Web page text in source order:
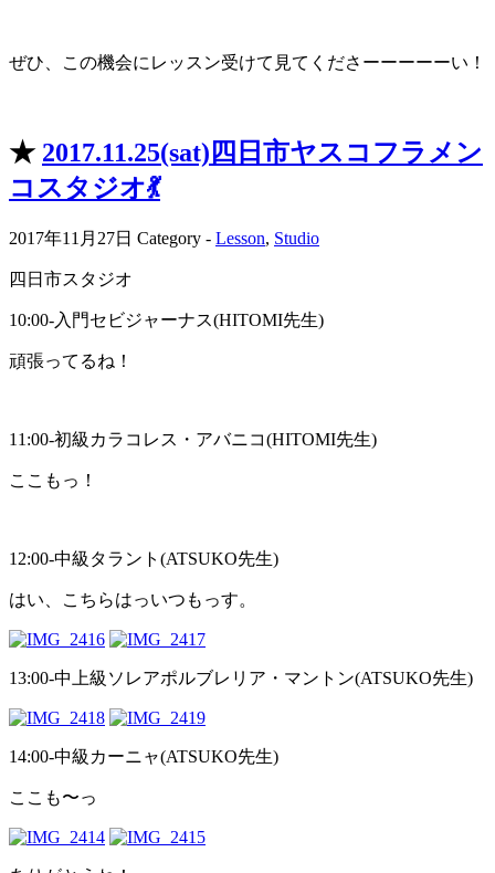
ぜひ、この機会にレッスン受けて見てくださーーーーーい！
★ 2017.11.25(sat)四日市ヤスコフラメン
コスタジオ💃
2017年11月27日 Category - Lesson, Studio
四日市スタジオ
10:00-入門セビジャーナス(HITOMI先生)
頑張ってるね！
11:00-初級カラコレス・アバニコ(HITOMI先生)
ここもっ！
12:00-中級タラント(ATSUKO先生)
はい、こちらはっいつもっす。
13:00-中上級ソレアポルブレリア・マントン(ATSUKO先生)
14:00-中級カーニャ(ATSUKO先生)
ここも〜っ